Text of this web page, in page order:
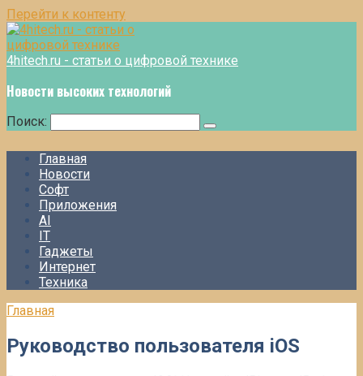
Перейти к контенту
4hitech.ru - статьи о цифровой технике
Новости высоких технологий
Поиск:
Главная
Новости
Софт
Приложения
AI
IT
Гаджеты
Интернет
Техника
Главная
Руководство пользователя iOS